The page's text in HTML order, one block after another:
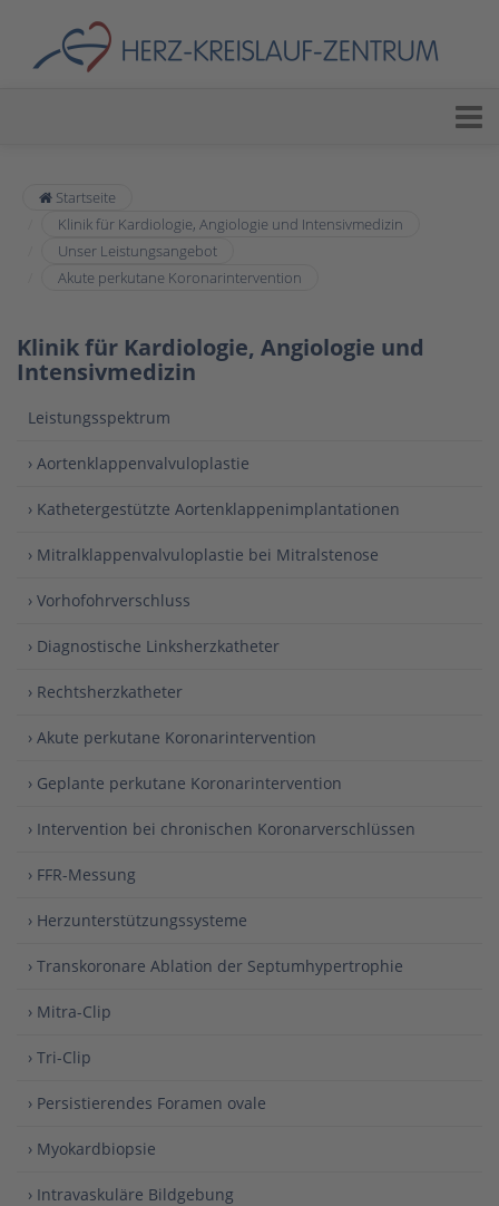
Startseite
Klinik für Kardiologie, Angiologie und Intensivmedizin
Unser Leistungsangebot
Akute perkutane Koronarintervention
Klinik für Kardiologie, Angiologie und
Intensivmedizin
Leistungsspektrum
› Aortenklappenvalvuloplastie
› Kathetergestützte Aortenklappenimplantationen
› Mitralklappenvalvuloplastie bei Mitralstenose
› Vorhofohrverschluss
› Diagnostische Linksherzkatheter
› Rechtsherzkatheter
› Akute perkutane Koronarintervention
› Geplante perkutane Koronarintervention
› Intervention bei chronischen Koronarverschlüssen
› FFR-Messung
› Herzunterstützungssysteme
› Transkoronare Ablation der Septumhypertrophie
› Mitra-Clip
› Tri-Clip
› Persistierendes Foramen ovale
› Myokardbiopsie
› Intravaskuläre Bildgebung